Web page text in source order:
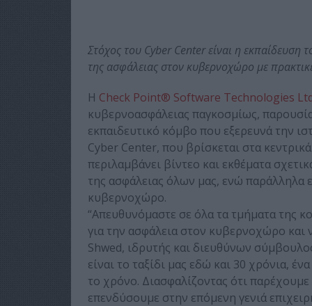
Στόχος του Cyber Centerείναι η εκπαίδευση
της ασφάλειας στον κυβερνοχώρο με
Η Check Point® Software Technologies
κυβερνοασφάλειας παγκοσμίως,
εκπαιδευτικό κόμβο που εξερευνά την
Cyber Center, που βρίσκεται στα
περιλαμβάνει βίντεο και εκθέματα
της ασφάλειας όλων μας, ενώ παράλληλα
κυβερνοχώρο.
“Απευθυνόμαστε σε όλα τα τμήματα της
για την ασφάλεια στον κυβερνοχώρο
Shwed, ιδρυτής και διευθύνων
είναι το ταξίδι μας εδώ και 30 χρόνια,
το χρόνο. Διασφαλίζοντας ότι
επενδύσουμε στην επόμενη γενιά